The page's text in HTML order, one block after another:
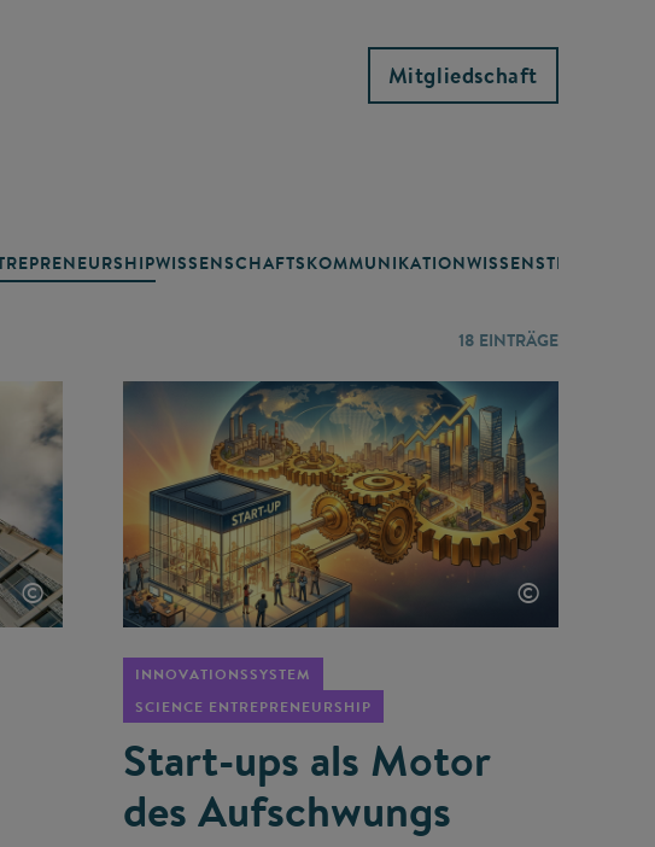
Mitgliedschaft
WISSENSCHAFTSKOMMUNIKATIONWISSENSTRANSFER
18 EINTRÄGE
© ©
INNOVATIONSSYSTEM
SCIENCE ENTREPRENEURSHIP
Start-ups als Motor
des Aufschwungs